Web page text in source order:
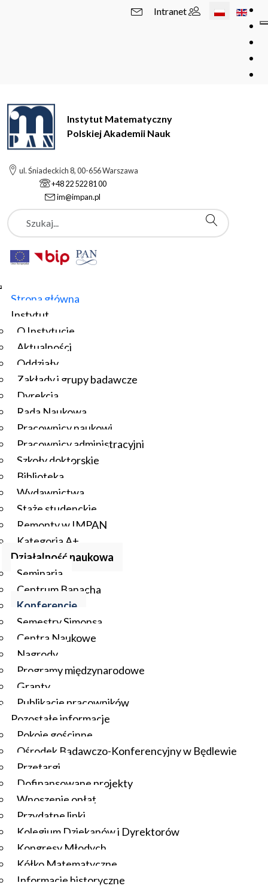
Wybierz swój
Intranet
Instytut Matematyczny
Polskiej Akademii Nauk
ul. Śniadeckich 8, 00-656 Warszawa
+48 22 522 81 00
im@impan.pl
Szukaj
Strona główna
Instytut
O Instytucie
Aktualności
Oddziały
Zakłady i grupy badawcze
Dyrekcja
Rada Naukowa
Pracownicy naukowi
Pracownicy administracyjni
Szkoły doktorskie
Biblioteka
Wydawnictwa
Staże studenckie
Remonty w IMPAN
Kategoria A+
Działalność naukowa
Seminaria
Centrum Banacha
Konferencje
Semestry Simonsa
Centra Naukowe
Nagrody
Programy międzynarodowe
Granty
Publikacje pracowników
Pozostałe informacje
Pokoje gościnne
Ośrodek Badawczo-Konferencyjny w Będlewie
Przetargi
Dofinansowane projekty
Wnoszenie opłat
Przydatne linki
Kolegium Dziekanów i Dyrektorów
Kongresy Młodych
Kółko Matematyczne
Informacje historyczne